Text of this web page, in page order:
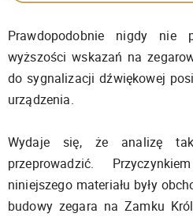
Prawdopodobnie nigdy nie
wyższości wskazań na
do sygnalizacji dźwiękowej
urządzenia.
Wydaje się, że analizę
przeprowadzić.
niniejszego materiału były
budowy zegara na Zamku